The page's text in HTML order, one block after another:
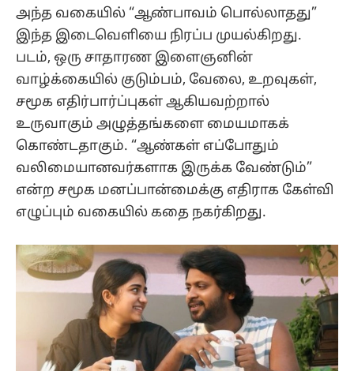
அந்த வகையில் “ஆண்பாவம் பொல்லாதது”
இந்த இடைவெளியை நிரப்ப முயல்கிறது.
படம், ஒரு சாதாரண இளைஞனின்
வாழ்க்கையில் குடும்பம், வேலை, உறவுகள்,
சமூக எதிர்பார்ப்புகள் ஆகியவற்றால்
உருவாகும் அழுத்தங்களை மையமாகக்
கொண்டதாகும். “ஆண்கள் எப்போதும்
வலிமையானவர்களாக இருக்க வேண்டும்”
என்ற சமூக மனப்பான்மைக்கு எதிராக கேள்வி
எழுப்பும் வகையில் கதை நகர்கிறது.